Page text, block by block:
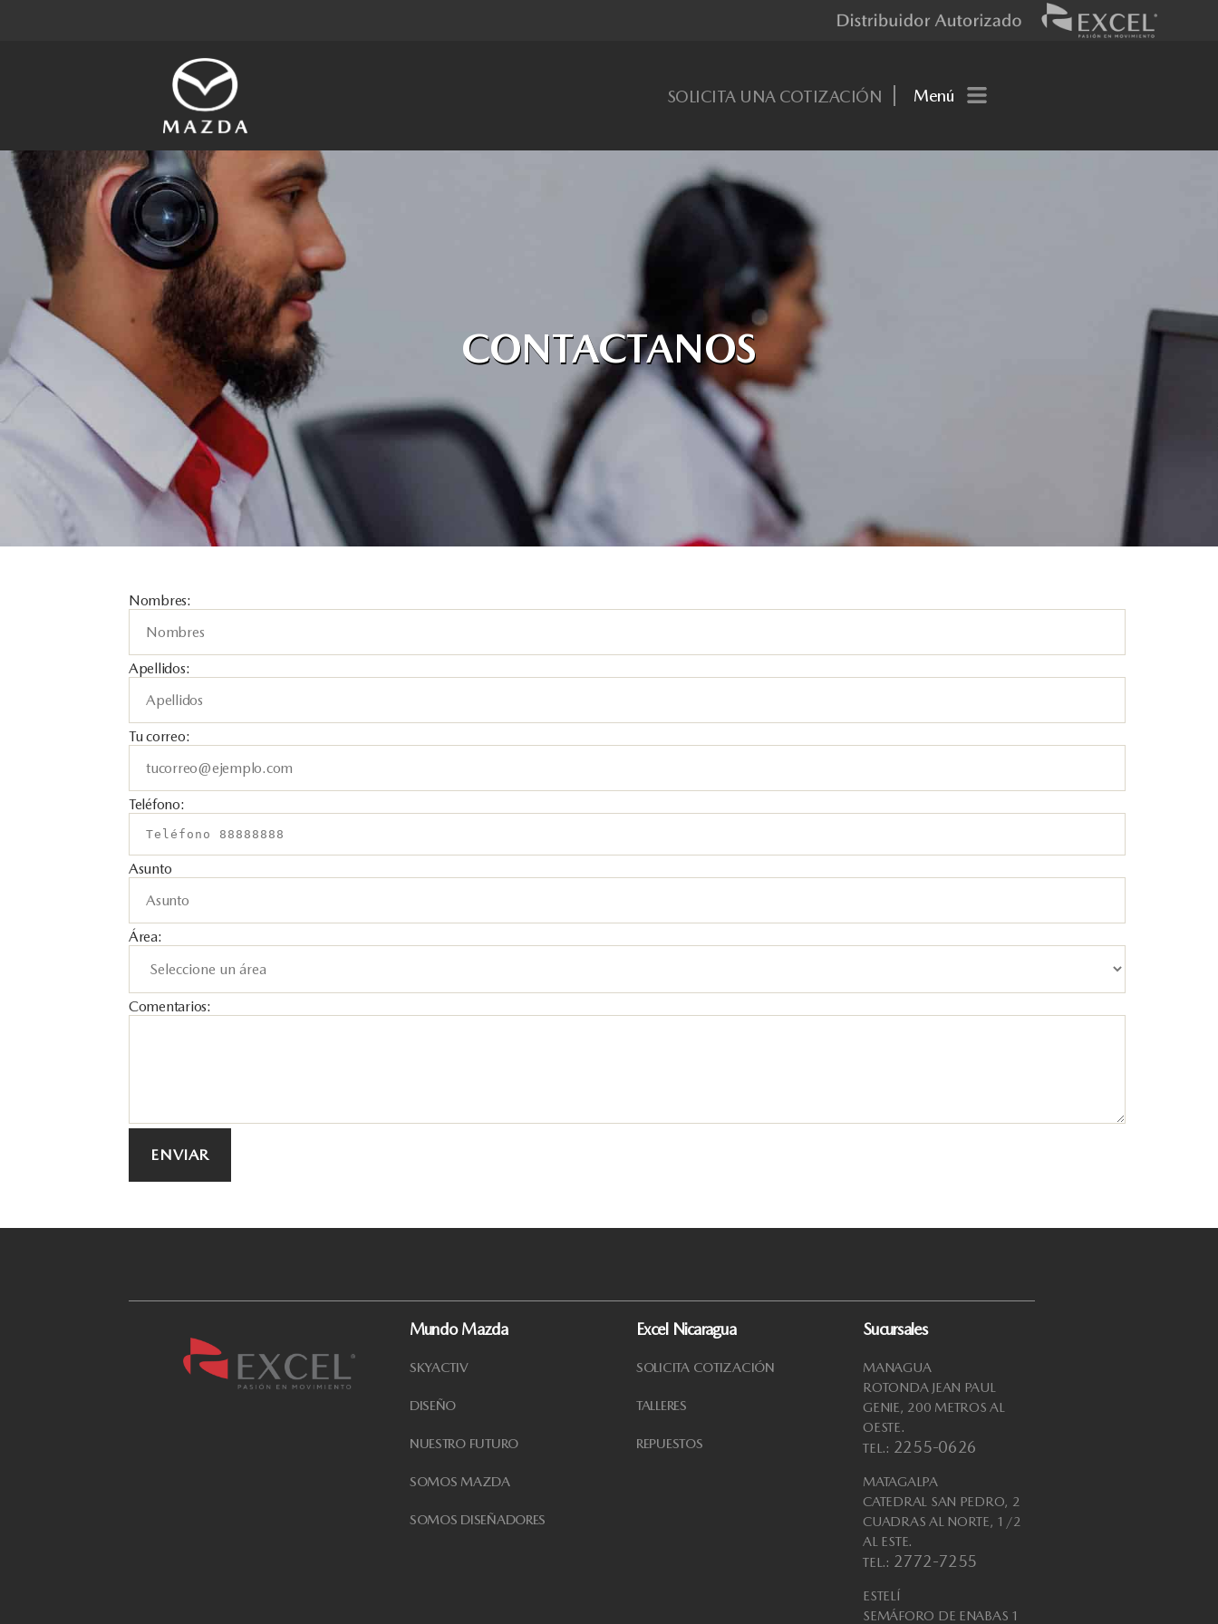
SOLICITA UNA COTIZACIÓN Menú
CONTACTANOS
Nombres:
Apellidos:
Tu correo:
Teléfono:
Asunto
Área:
Comentarios:
Mundo Mazda
SKYACTIV
DISEÑO
NUESTRO FUTURO
SOMOS MAZDA
SOMOS DISEÑADORES
Excel Nicaragua
SOLICITA COTIZACIÓN
TALLERES
REPUESTOS
Sucursales
MANAGUA
ROTONDA JEAN PAUL
GENIE, 200 METROS AL
OESTE.
TEL.: 2255-0626
MATAGALPA
CATEDRAL SAN PEDRO, 2
CUADRAS AL NORTE, 1/2
AL ESTE.
TEL.: 2772-7255
ESTELÍ
SEMÁFORO DE ENABAS 1